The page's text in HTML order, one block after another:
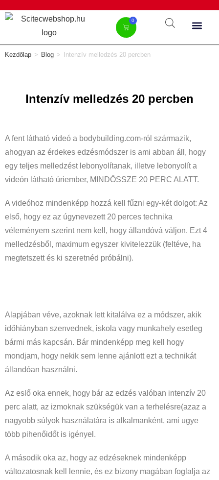
0
Kezdőlap > Blog > Intenzív melledzés 20 percben
Intenzív melledzés 20 percben
A fent látható videó a bodybuilding.com-ról származik,
ahogyan az érdekes edzésmódszer is ami abban áll, hogy
egy teljes melledzést lebonyolítanak, illetve lebonyolít a
videón látható úriember, MINDÖSSZE 20 PERC ALATT.
A videóhoz mindenképp hozzá kell fűzni egy-két dolgot: Az
első, hogy ez az úgynevezett 20 perces technika
véleményem szerint nem kell, hogy állandóvá váljon. Ezt 4
melledzésből, maximum egyszer kivitelezzük (feltéve, ha
megtetszett és ki szeretnéd próbálni).
Alapjában véve, azoknak lett kitalálva ez a módszer, akik
időhiányban szenvednek, iskola vagy munkahely esetleg
bármi más kapcsán. Bár mindenképp meg kell hogy
mondjam, hogy nekik sem lenne ajánlott ezt a technikát
állandóan használni.
Az eslő oka ennek, hogy bár az edzés valóban intenzív 20
perc alatt, az izmoknak szükségük van a terhelésre(azaz a
nagyobb súlyok használatára is alkalmanként, ami ugye
több pihenőidőt is igényel.
A második oka az, hogy az edzéseknek mindenképp
változatosnak kell lennie, és ez bizony magában foglalja az